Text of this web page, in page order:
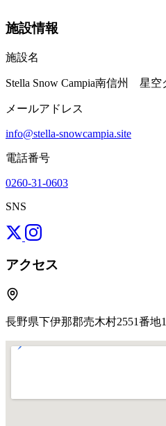
施設情報
施設名
Stella Snow Campia南信州 星
メールアドレス
info@stella-snowcampia.site
電話番号
0260-31-0603
SNS
アクセス
長野県下伊那郡売木村2551番地1